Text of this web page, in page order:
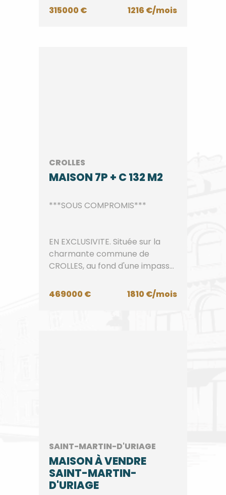
315000 € 1216 €/mois
CROLLES
MAISON 7P + C 132 M2
***SOUS COMPROMIS***
EN EXCLUSIVITE. Située sur la
charmante commune de
CROLLES, au fond d'une impasse
immédiate des écoles et...
469000 € 1810 €/mois
SAINT-MARTIN-D'URIAGE
MAISON À VENDRE
SAINT-MARTIN-
D'URIAGE